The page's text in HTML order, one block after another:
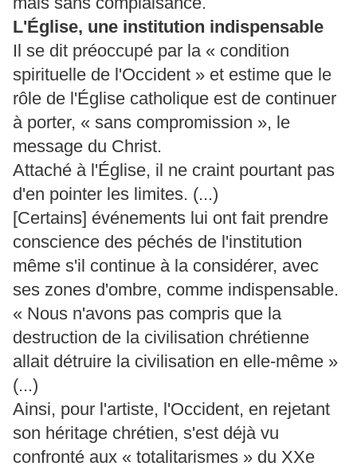
L'Église, une institution indispensable
Il se dit préoccupé par la « condition
spirituelle de l'Occident » et estime que le
rôle de l'Église catholique est de continuer
à porter, « sans compromission », le
message du Christ.
Attaché à l'Église, il ne craint pourtant pas
d'en pointer les limites. (...)
[Certains] événements lui ont fait prendre
conscience des péchés de l'institution
même s'il continue à la considérer, avec
ses zones d'ombre, comme indispensable.
« Nous n'avons pas compris que la
destruction de la civilisation chrétienne
allait détruire la civilisation en elle-même »
(...)
Ainsi, pour l'artiste, l'Occident, en rejetant
son héritage chrétien, s'est déjà vu
confronté aux « totalitarismes » du XXe